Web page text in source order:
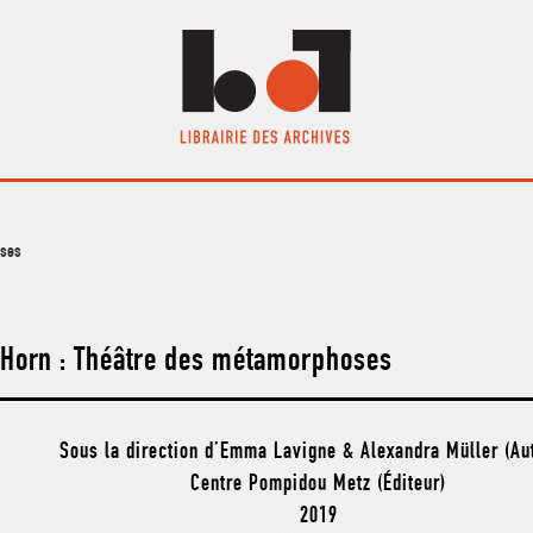
: Théâtre des métamorphoses
Sous la direction d’Emma Lavigne & Alexandra Müller
Centre Pompidou Metz (Éditeur)
2019